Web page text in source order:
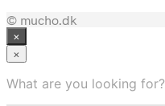
© mucho.dk
×
×
What are you looking for?